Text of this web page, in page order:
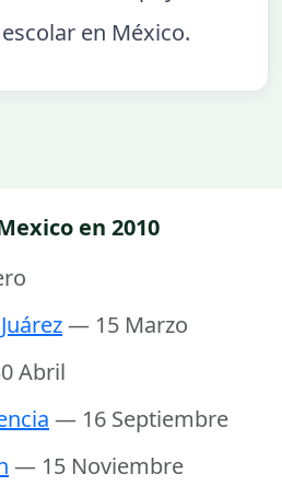
en México.
en 2010
— 15 Marzo
Abril
— 16 Septiembre
— 15 Noviembre